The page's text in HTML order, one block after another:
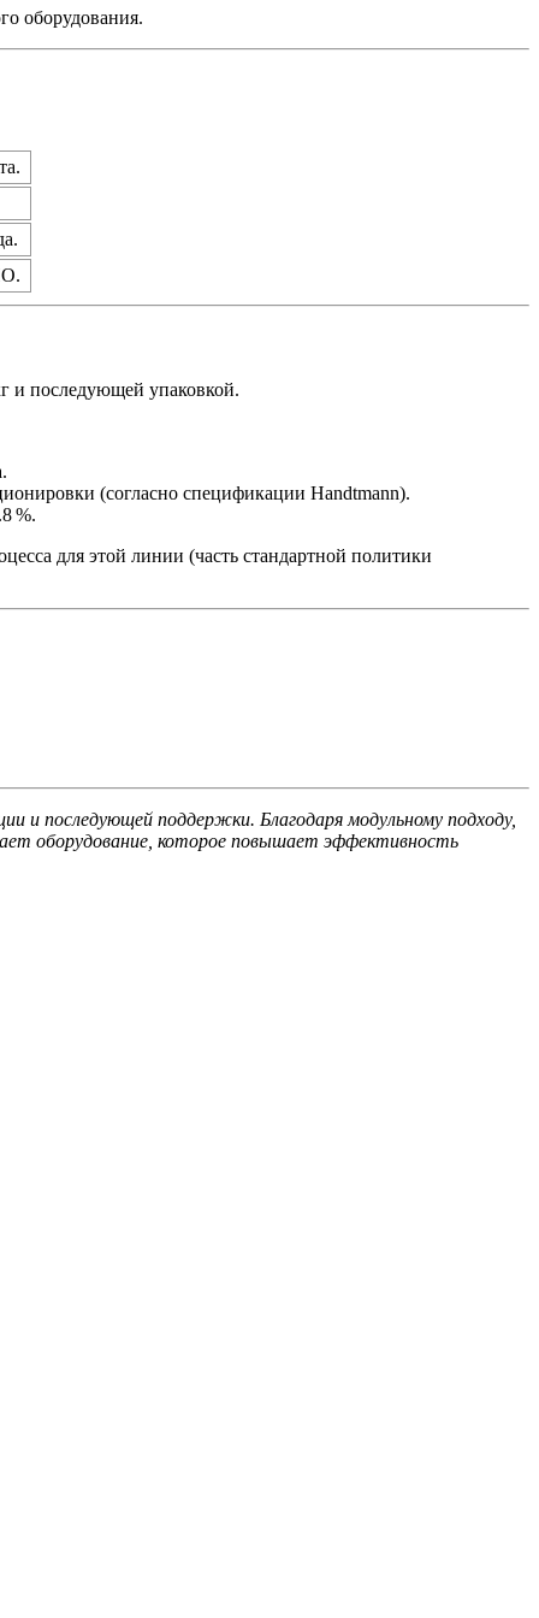
оборудования.
и последующей упаковкой.
(согласно спецификации Handtmann).
%.
для этой линии (часть стандартной политики
последующей поддержки. Благодаря модульному подходу,
оборудование, которое повышает эффективность